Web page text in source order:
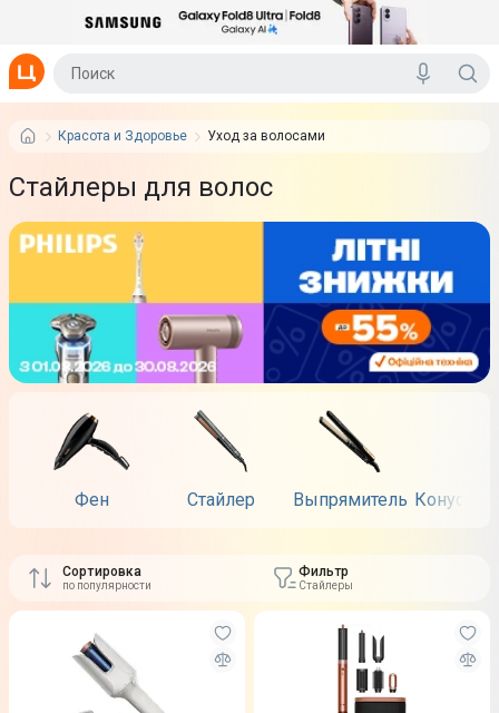
Красота и Здоровье Уход за волосами
Стайлеры для волос
Фен Стайлер Выпрямитель
Сортировка
по популярности
Фильтр
Стайлеры